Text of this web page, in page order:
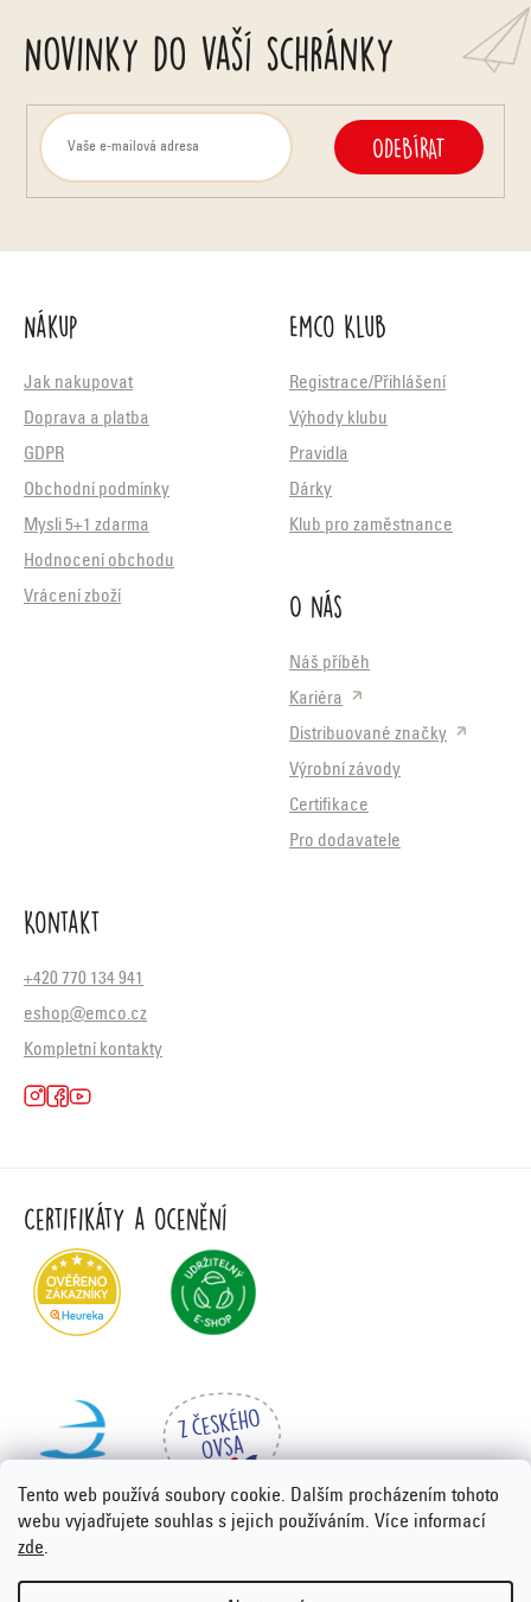
Tento web používá soubory cookie. Dalším procházením tohoto
webu vyjadřujete souhlas s jejich používáním. Více informací
zde.
Novinky do vaší schránky
ODEBÍRAT
Nákup
Jak nakupovat
Doprava a platba
GDPR
Obchodní podmínky
Mysli 5+1 zdarma
Hodnocení obchodu
Vrácení zboží
Emco Klub
Registrace/Přihlášení
Výhody klubu
Pravidla
Dárky
Klub pro zaměstnance
O nás
Náš příběh
Kariéra
Distribuované značky
Výrobní závody
Certifikace
Pro dodavatele
Kontakt
+420 770 134 941
eshop@emco.cz
Kompletní kontakty
Certifikáty a ocenění